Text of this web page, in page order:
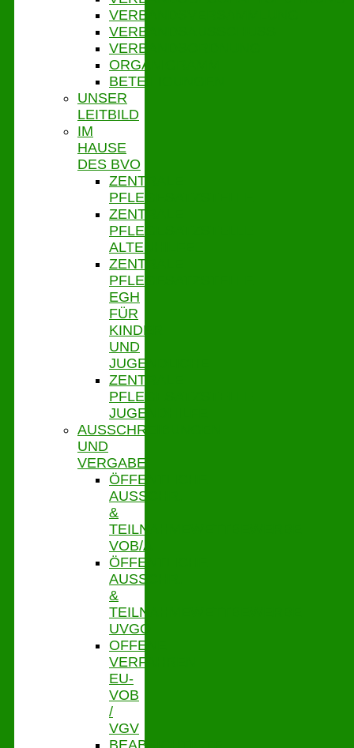
VERBANDSVERSAMMLUNG
VERBANDSAUSSCHUSS
VERBANDSORDNUNG
ORGANIGRAMM
BETEILIGUNGEN
UNSER
LEITBILD
IM
HAUSE
DES BVO
ZENTRALE
PFLEGESATZSTELLE
ZENTRALE
PFLEGESATZSTELLE
ALTENHILFE
ZENTRALE
PFLEGESATZSTELLE
EGH
FÜR
KINDER
UND
JUGENDLICHE
ZENTRALE
PFLEGESATZSTELLE
JUGENDHILFE
AUSSCHREIBUNGEN
UND
VERGABE
ÖFFENTLICHE
AUSSCHR.
&
TEILNAHMEWETTBEWERBE
VOB/A
ÖFFENTLICHE
AUSSCHR.
&
TEILNAHMEWETTBEWERBE
UVGO
OFFENE
VERFAHREN
EU-
VOB
/
VGV
BEABSICHTIGTE